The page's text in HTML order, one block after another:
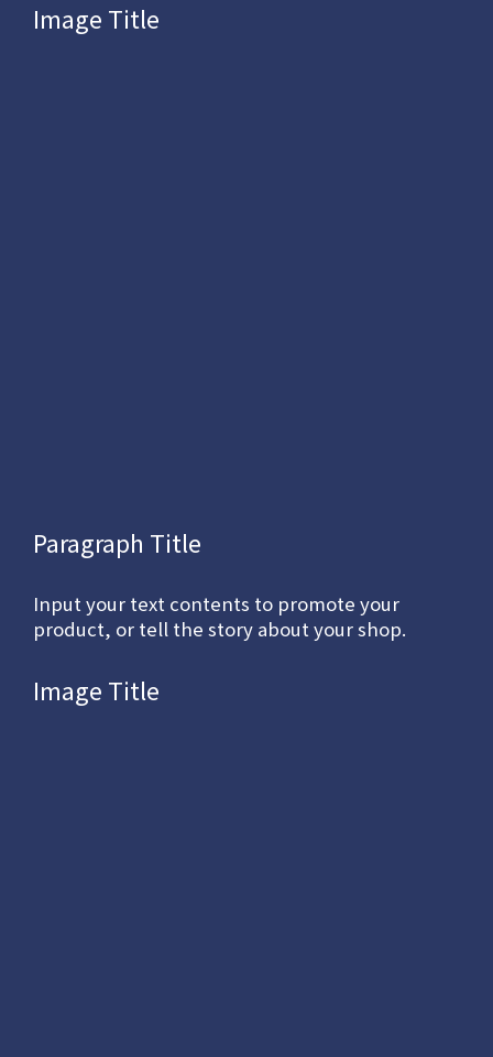
Image Title
Paragraph Title
Input your text contents to promote your
product, or tell the story about your shop.
Image Title